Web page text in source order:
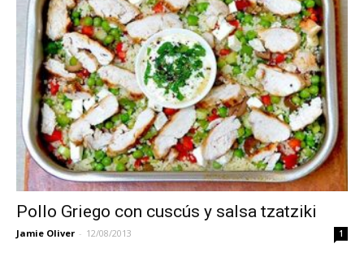
Pollo Griego con cuscús y salsa tzatziki
Jamie Oliver - 12/08/2013 1